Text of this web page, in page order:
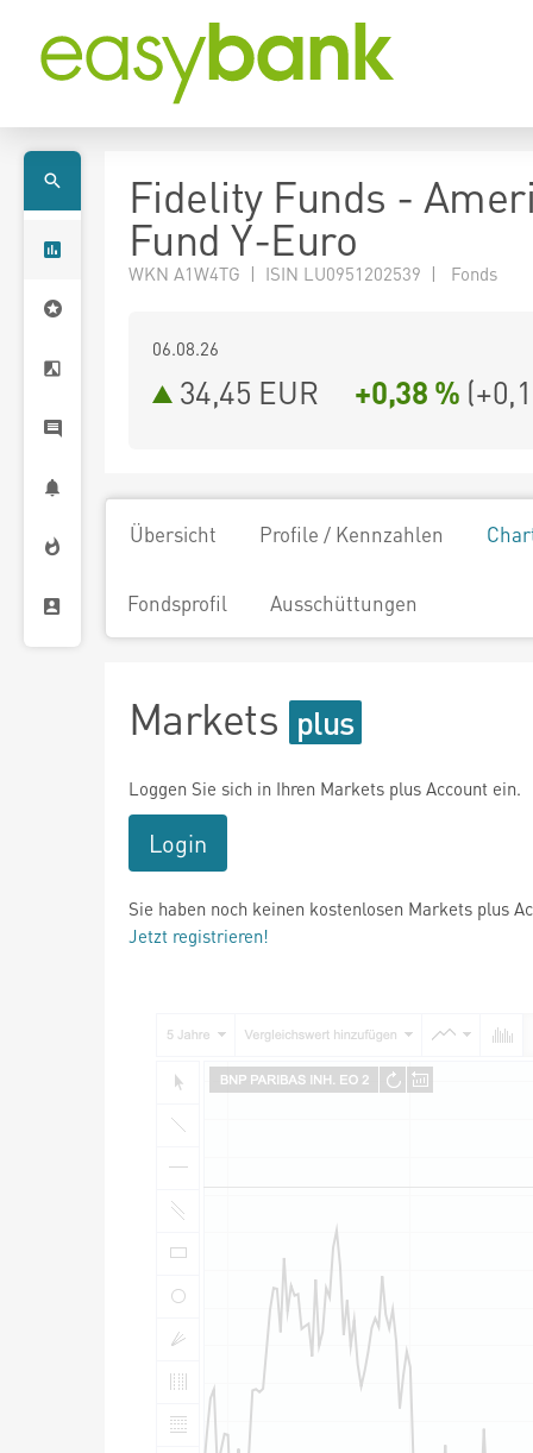
Fidelity Funds -
Fund Y-Euro
WKN A1W4TG | ISIN LU0951202539 | Fonds
06.08.26
34,45 EUR +0,38 % (
Übersicht Profile / Kennzahlen
Fondsprofil Ausschüttungen
Markets
Loggen Sie sich in Ihren Markets plus Account ein.
Login
Sie haben noch keinen kostenlosen Markets plus
Jetzt registrieren!